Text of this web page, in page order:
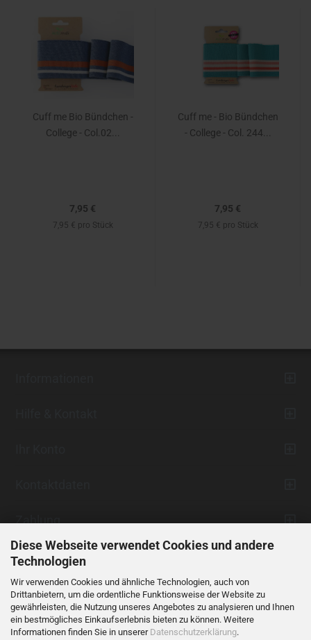
Diese Webseite verwendet Cookies und andere
Technologien
Wir verwenden Cookies und ähnliche Technologien, auch von
Drittanbietern, um die ordentliche Funktionsweise der Website zu
gewährleisten, die Nutzung unseres Angebotes zu analysieren und Ihnen
ein bestmögliches Einkaufserlebnis bieten zu können. Weitere
Informationen finden Sie in unserer Datenschutzerklärung.
Cuff me Bio Bündchen -
College - Col.02...
7,95 €
7,95 € pro Stück
Cuff me - Bio Bündchen
- College - Col. 244...
7,95 €
7,95 € pro Stück
Zahlung
Vertrag widerrufen